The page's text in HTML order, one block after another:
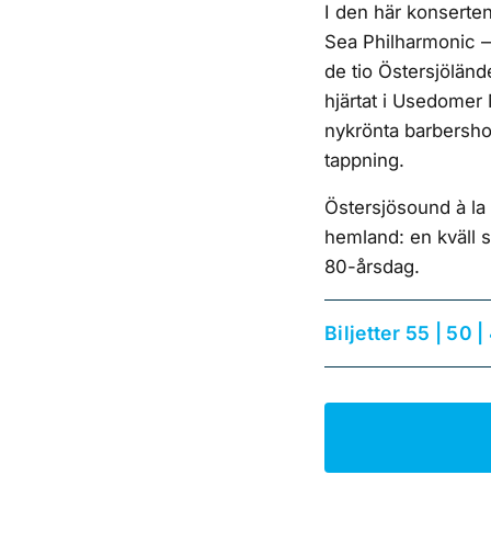
I den här
Sea Philharmonic
de tio
hjärtat i
nykrönta
tappning.
Östersjösound à
hemland: en kväll
80-årsdag.
Biljetter 55 | 50 |